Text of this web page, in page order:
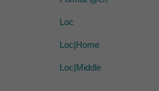
Loc
Loc|Home
Loc|Middle